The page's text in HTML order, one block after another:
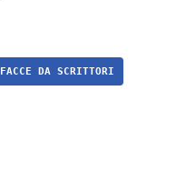
FACCE DA SCRITTORI